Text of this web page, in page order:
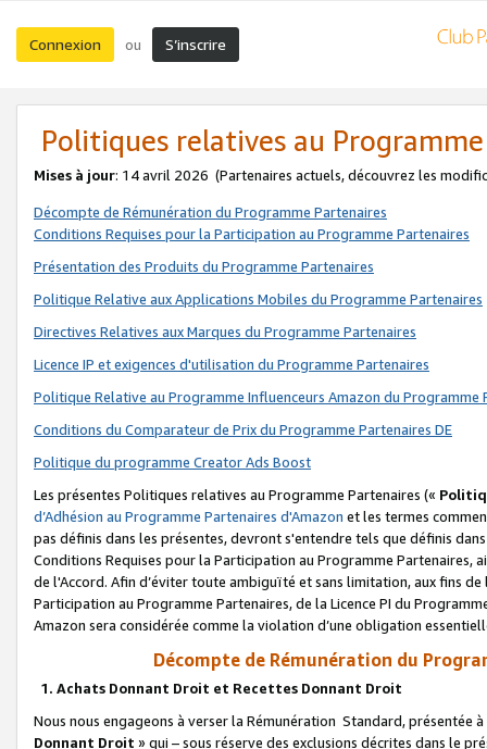
Connexion ou S’inscrire
Politiques relatives au
Mises à jour: 14 avril 2026 (Partenaires actuels, découvrez les
Décompte de Rémunération du Programme Partenaires
Conditions Requises pour la Participation au Programme Partenaires
Présentation des Produits du Programme Partenaires
Politique Relative aux Applications Mobiles du Programme Partenaires
Directives Relatives aux Marques du Programme Partenaires
Licence IP et exigences d'utilisation du Programme Partenaires
Politique Relative au Programme Influenceurs Amazon du Programme
Conditions du Comparateur de Prix du Programme Partenaires DE
Politique du programme Creator Ads Boost
Les présentes Politiques relatives au Programme Partenaires («
d’Adhésion au Programme Partenaires d'Amazon et les termes
pas définis dans les présentes, devront s'entendre tels que définis
Conditions Requises pour la Participation au Programme Partenaires,
de l'Accord. Afin d’éviter toute ambiguïté et sans limitation, aux fins
Participation au Programme Partenaires, de la Licence PI du
Amazon sera considérée comme la violation d’une obligation
Décompte de Rémunération du
1. Achats Donnant Droit et Recettes Donnant Droit
Nous nous engageons à verser la Rémunération Standard, présentée
Donnant Droit » qui – sous réserve des exclusions décrites dans le